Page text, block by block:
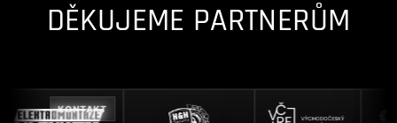
DĚKUJEME PARTNERŮM
KONTAKT